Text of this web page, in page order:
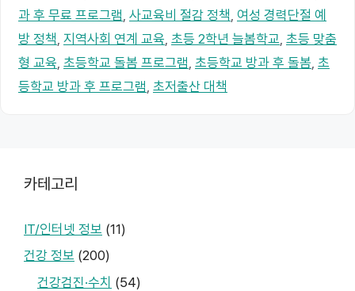
과 후 무료 프로그램 사교육비 절감 정책 여성 경력단절 예
방 정책 지역사회 연계 교육 초등 2학년 늘봄학교 초등 맞춤
형 교육 초등학교 돌봄 프로그램 초등학교 방과 후 돌봄 초
등학교 방과 후 프로그램 초저출산 대책
카테고리
IT/인터넷 정보 (11)
건강 정보 (200)
건강검진·수치 (54)